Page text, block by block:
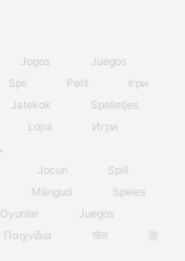
Jogos
Juegos
Spil Pelit
Ігри
Jatekok
Spelletjes
Lojra
Игри
Jocuri
Spill
Mängud
Speles
Oyunlar
Juegos
Παιχνίδια खेल
游